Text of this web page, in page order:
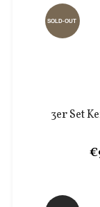
3er Set
SOLD-OUT